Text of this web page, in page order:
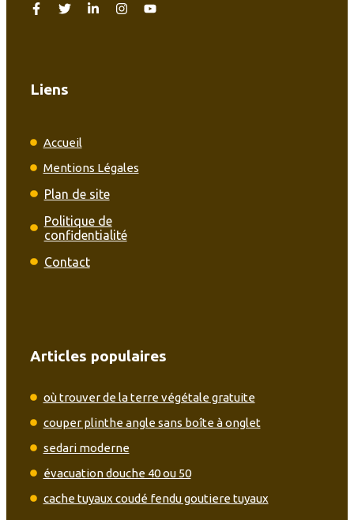
Liens
Accueil
Mentions Légales
Plan de site
Politique de
confidentialité
Contact
Articles populaires
où trouver de la terre végétale gratuite
couper plinthe angle sans boîte à onglet
sedari moderne
évacuation douche 40 ou 50
cache tuyaux coudé fendu goutiere tuyaux